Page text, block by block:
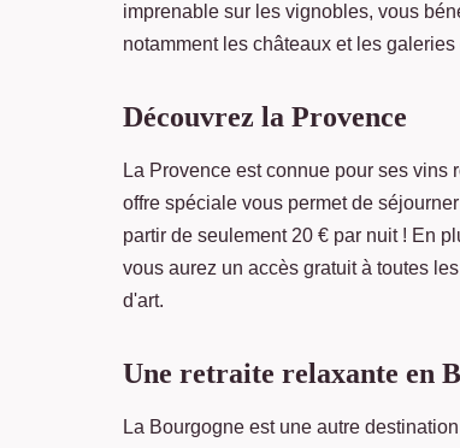
imprenable sur les vignobles, vous
notamment les châteaux et les galeries
Découvrez la Provence
La Provence est connue pour ses
offre spéciale vous permet de
partir de seulement 20 € par nuit ! En
vous aurez un accès gratuit à toutes
d'art.
Une retraite relaxante en
La Bourgogne est une autre